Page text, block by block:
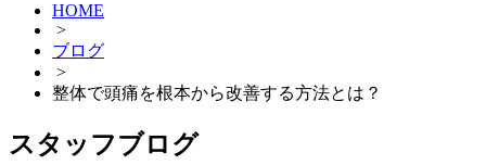
HOME
>
ブログ
>
整体で頭痛を根本から改善する方法とは？
スタッフブログ